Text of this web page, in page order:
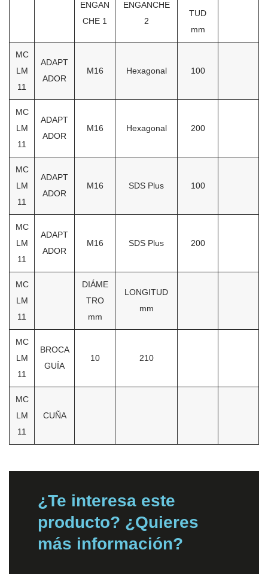
ENGAN
CHE 1
ENGANCHE
2
TUD
mm
MC
LM
11
ADAPT
ADOR
M16 Hexagonal 100
MC
LM
11
ADAPT
ADOR
M16 Hexagonal 200
MC
LM
11
ADAPT
ADOR
M16 SDS Plus 100
MC
LM
11
ADAPT
ADOR
M16 SDS Plus 200
MC
LM
11
DIÁME
TRO
mm
LONGITUD
mm
MC
LM
11
BROCA
GUÍA
10 210
MC
LM
11
CUÑA
¿Te interesa este
producto? ¿Quieres
más información?